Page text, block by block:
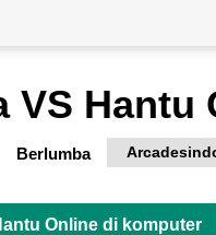
Berlumba
Online di komputer